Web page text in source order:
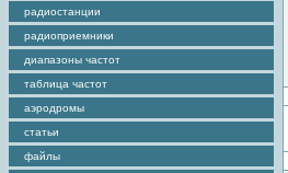
радиостанции
радиоприемники
диапазоны частот
таблица частот
аэродромы
статьи
файлы